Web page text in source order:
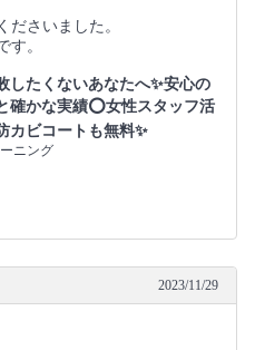
ださいました。
す。
したくないあなたへ✨安心の
確かな実績⭕女性スタッフ活
カビコートも無料✨
ニング
2023/11/29